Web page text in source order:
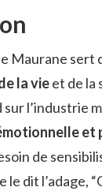
Maurane sert
la vieet de la
l’industrie
et
de
le dit l’adage,